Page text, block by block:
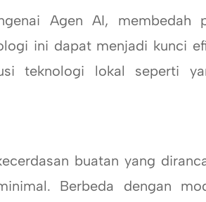
Agen AI, membedah
ini dapat menjadi kunci
teknologi lokal seperti
buatan yang
Berbeda dengan